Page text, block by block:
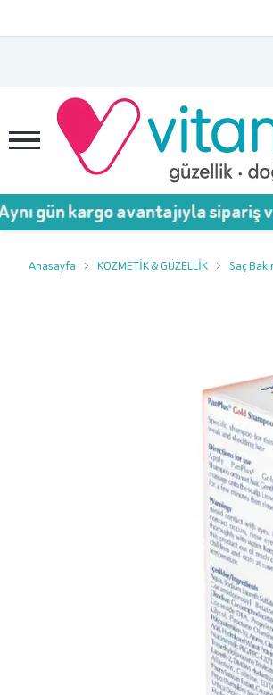
avantajıyla sipariş ver!
Anasayfa KOZMETİK & GÜZELLİK Saç